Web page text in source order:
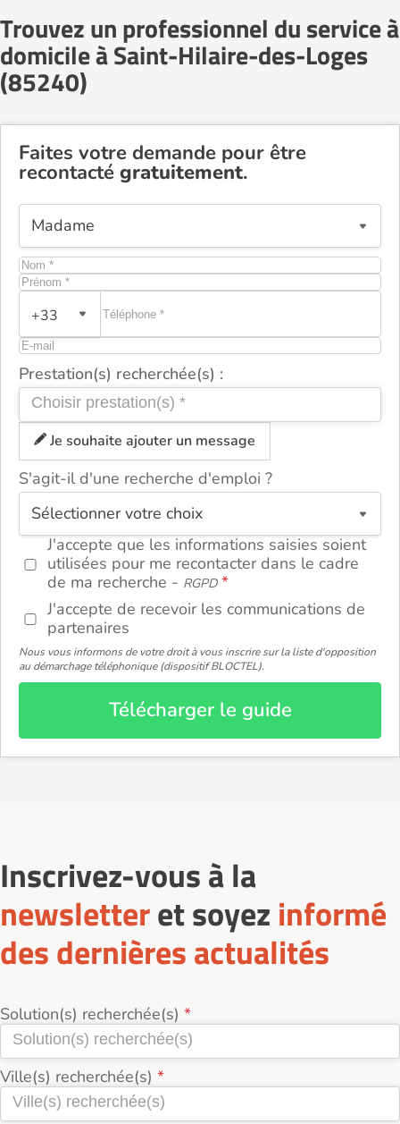
Trouvez un professionnel du service à
domicile à Saint-Hilaire-des-Loges
(85240)
Faites votre demande pour être
recontacté gratuitement.
+33
Prestation(s) recherchée(s) :
Je souhaite ajouter un message
S'agit-il d'une recherche d'emploi ?
J'accepte que les informations saisies soient
utilisées pour me recontacter dans le cadre
de ma recherche - RGPD
J'accepte de recevoir les communications de
partenaires
Nous vous informons de votre droit à vous inscrire sur la liste d'opposition
au démarchage téléphonique (dispositif BLOCTEL).
Télécharger le guide
ou
Inscrivez-vous à la
newsletteret soyez informé
des dernières actualités
Solution(s) recherchée(s)
Ville(s) recherchée(s)